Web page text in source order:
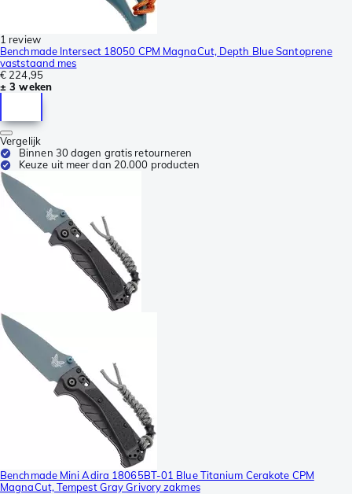
1 review
Benchmade Intersect 18050 CPM MagnaCut, Depth Blue Santoprene
vaststaand mes
€ 224,95
± 3 weken
Vergelijk
Binnen 30 dagen gratis retourneren
Keuze uit meer dan 20.000 producten
Benchmade Mini Adira 18065BT-01 Blue Titanium Cerakote CPM
MagnaCut, Tempest Gray Grivory zakmes